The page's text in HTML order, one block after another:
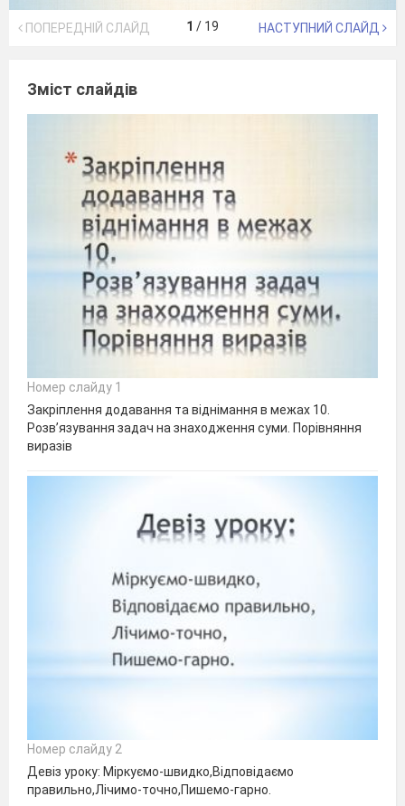
ПОПЕРЕДНІЙ СЛАЙД 1 / 19 НАСТУПНИЙ СЛАЙД
Зміст слайдів
Номер слайду 1
Закріплення додавання та віднімання в межах 10.
Розв’язування задач на знаходження суми. Порівняння
виразів
Номер слайду 2
Девіз уроку: Міркуємо-швидко,Відповідаємо
правильно,Лічимо-точно,Пишемо-гарно.